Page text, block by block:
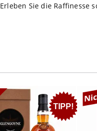
Erleben Sie die Raffinesse
TIPP!